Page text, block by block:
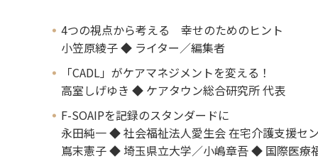
4つの視点から考える 幸せのためのヒント
小笠原綾子 ◆ ライター／編集者
「CADL」がケアマネジメントを変える！
高室しげゆき ◆ ケアタウン総合研究所 代表
F-SOAIPを記録のスタンダードに
永田純一 ◆ 社会福祉法人愛生会 在宅介護支援セ
嶌末憲子 ◆ 埼玉県立大学／小嶋章吾 ◆ 国際医療